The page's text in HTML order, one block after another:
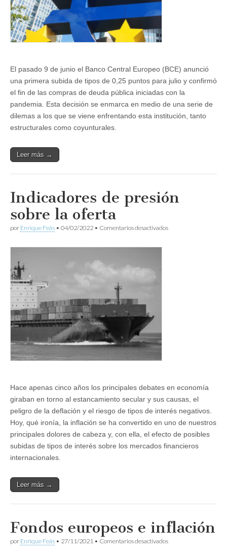
El pasado 9 de junio el Banco Central Europeo (BCE) anunció
una primera subida de tipos de 0,25 puntos para julio y confirmó
el fin de las compras de deuda pública iniciadas con la
pandemia. Esta decisión se enmarca en medio de una serie de
dilemas a los que se viene enfrentando esta institución, tanto
estructurales como coyunturales.
Leer más →
Indicadores de presión
sobre la oferta
por Enrique Feás • 04/02/2022 • Comentarios desactivadosen
Hace apenas cinco años los principales debates en economía
giraban en torno al estancamiento secular y sus causas, el
peligro de la deflación y el riesgo de tipos de interés negativos.
Hoy, qué ironía, la inflación se ha convertido en uno de nuestros
principales dolores de cabeza y, con ella, el efecto de posibles
subidas de tipos de interés sobre los mercados financieros
internacionales.
Leer más →
Fondos europeos e inflación
por Enrique Feás • 27/11/2021 • Comentarios desactivadosen